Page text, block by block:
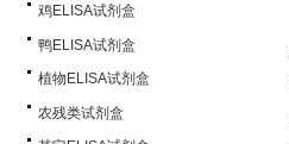
鸡ELISA试剂盒
鸭ELISA试剂盒
植物ELISA试剂盒
农残类试剂盒